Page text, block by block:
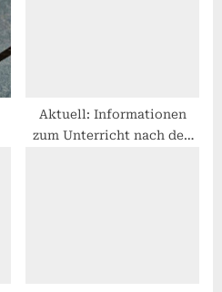
Aktuell: Informationen
zum Unterricht nach den